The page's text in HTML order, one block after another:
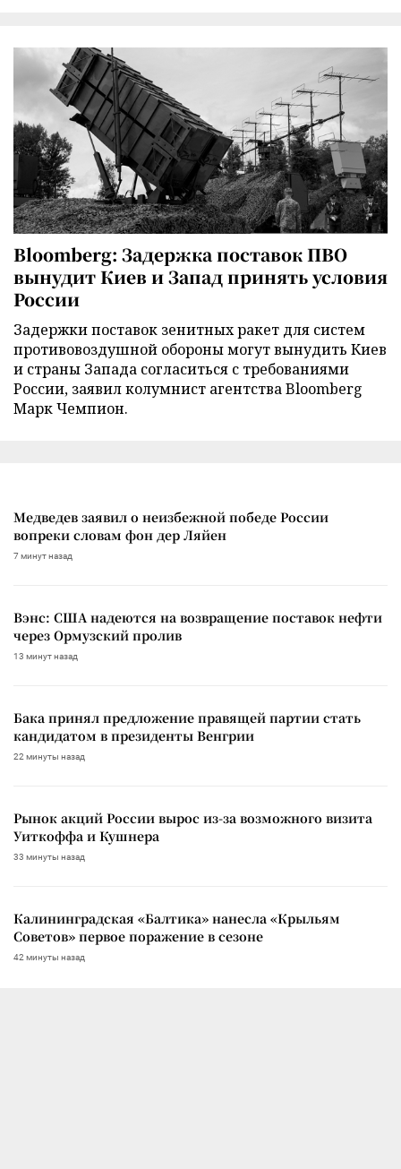
Bloomberg: Задержка поставок ПВО
вынудит Киев и Запад принять условия
России
Задержки поставок зенитных ракет для систем
противовоздушной обороны могут вынудить Киев
и страны Запада согласиться с требованиями
России, заявил колумнист агентства Bloomberg
Марк Чемпион.
Медведев заявил о неизбежной победе России
вопреки словам фон дер Ляйен
7 минут назад
Вэнс: США надеются на возвращение поставок нефти
через Ормузский пролив
13 минут назад
Бака принял предложение правящей партии стать
кандидатом в президенты Венгрии
22 минуты назад
Рынок акций России вырос из-за возможного визита
Уиткоффа и Кушнера
33 минуты назад
Калининградская «Балтика» нанесла «Крыльям
Советов» первое поражение в сезоне
42 минуты назад